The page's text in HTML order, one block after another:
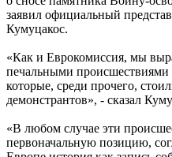
заявил официальный
Кумуцакос.
«Как и Еврокомиссия, мы
печальными
которые, среди прочего,
демонстрантов», - сказал
«В любом случае эти
первоначальную позицию,